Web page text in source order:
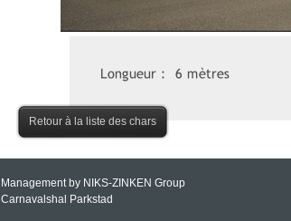
Management by NIKS-ZINKEN Group
Carnavalshal Parkstad
Retour à la liste des chars